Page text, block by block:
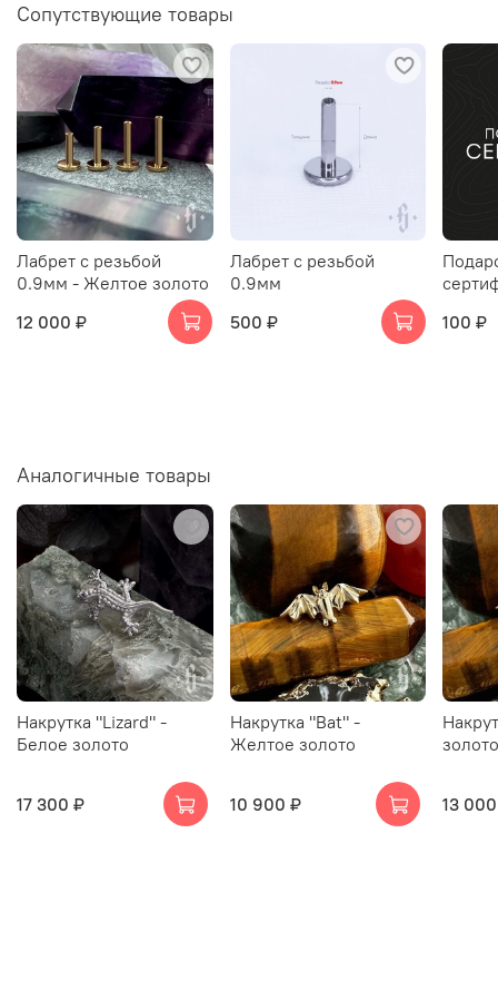
Сопутствующие товары
Лабрет с резьбой
0.9мм - Желтое золото
12 000 ₽
Лабрет с резьбой
0.9мм
500 ₽
100 ₽
Аналогичные товары
Накрутка "Lizard" -
Белое золото
17 300 ₽
Накрутка "Bat" -
Желтое золото
10 900 ₽
золото
13